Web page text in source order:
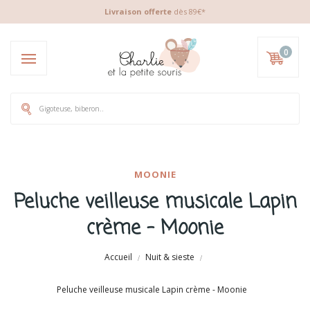
Livraison offerte dès 89€*
0
MOONIE
Peluche veilleuse musicale Lapin
crème - Moonie
Accueil Nuit & sieste
Peluche veilleuse musicale Lapin crème - Moonie